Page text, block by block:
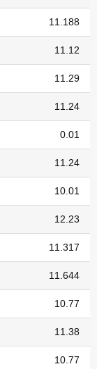
11.188
11.12
11.29
11.24
0.01
11.24
10.01
12.23
11.317
11.644
10.77
11.38
10.77